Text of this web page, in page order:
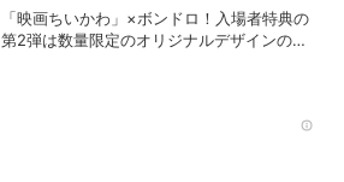
「映画ちいかわ」×ボンドロ！入場者特典の
第2弾は数量限定のオリジナルデザインのボ